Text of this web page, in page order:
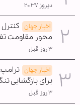
دیروز ۲۰:۳۷
اخبار جهان
محور مقاومت
۳ روز قبل
اخبار جهان
برای بازگشایی
۳ روز قبل